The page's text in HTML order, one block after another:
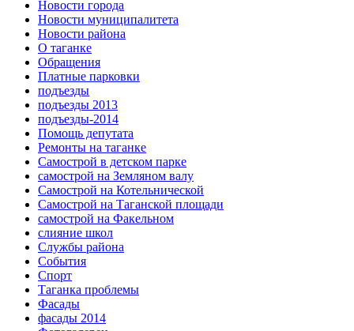
Новости города
Новости муниципалитета
Новости района
О таганке
Обращения
Платные парковки
подъезды
подъезды 2013
подъезды-2014
Помощь депутата
Ремонты на таганке
Самострой в детском парке
самострой на Земляном валу
Самострой на Котельнической
Самострой на Таганской площади
самострой на Факельном
слияние школ
Службы района
События
Спорт
Таганка проблемы
Фасады
фасады 2014